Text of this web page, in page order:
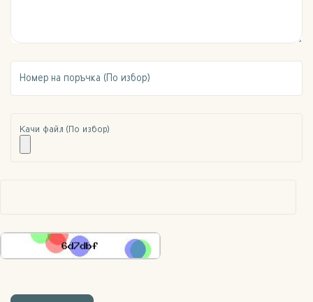
Номер на поръчка (По избор)
Качи файл (По избор)